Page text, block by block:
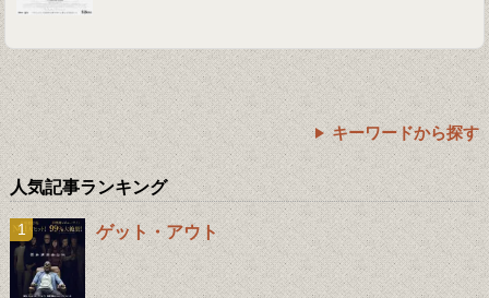
キーワードから探す
人気記事ランキング
ゲット・アウト